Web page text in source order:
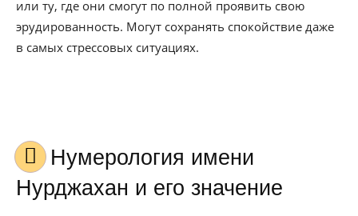
или ту, где они смогут по полной проявить свою
эрудированность. Могут сохранять спокойствие даже
в самых стрессовых ситуациях.
Нумерология имени
Нурджахан и его значение